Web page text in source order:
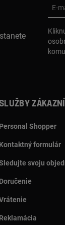
E-
Personal Shopper
Kontaktný formulár
svoju
Doručenie
Reklamácia